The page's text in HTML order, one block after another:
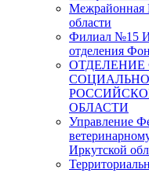
области
Филиал №15
отделения
ОБЛАСТИ
Управление
Иркутской